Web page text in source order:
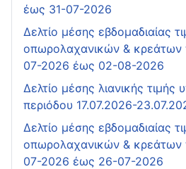
έως 31-07-2026
Δελτίο μέσης εβδομαδιαίας
οπωρολαχανικών & κρεάτων
07-2026 έως 02-08-2026
Δελτίο μέσης λιανικής
περιόδου 17.07.2026-
Δελτίο μέσης εβδομαδιαίας
οπωρολαχανικών & κρεάτων
07-2026 έως 26-07-2026